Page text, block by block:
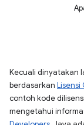
Kecuali dinyatakan
berdasarkan Lisensi
contoh kode
mengetahui